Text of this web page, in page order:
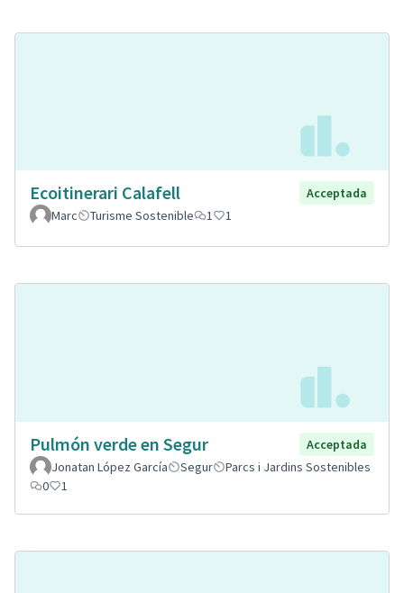
Ecoitinerari Calafell
Acceptada
Marc
Turisme Sostenible 1 1
Pulmón verde en Segur
Acceptada
Jonatan López García
Segur
Parcs i Jardins Sostenibles
0
1